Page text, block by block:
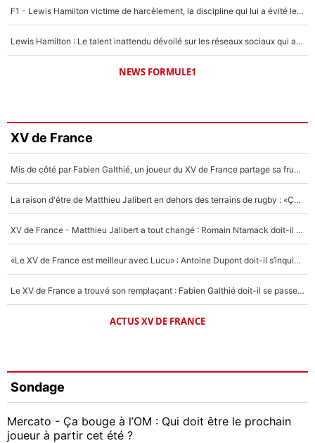
F1 - Lewis Hamilton victime de harcèlement, la discipline qui lui a évité le pire : «J'aurais probablement mal tourné»
Lewis Hamilton : Le talent inattendu dévoilé sur les réseaux sociaux qui a impressionné Kim Kardashian pendant leurs vacances en amoureux !
NEWS FORMULE1
XV de France
Mis de côté par Fabien Galthié, un joueur du XV de France partage sa frustration : «ils ne me l’ont pas dit tout de suite»
La raison d'être de Matthieu Jalibert en dehors des terrains de rugby : «Ça m'atteint autant que si tu touches à un membre de ma famille»
XV de France - Matthieu Jalibert a tout changé : Romain Ntamack doit-il s’inquiéter pour sa place à un an de la Coupe du monde ?
«Le XV de France est meilleur avec Lucu» : Antoine Dupont doit-il s’inquiéter pour sa place ?
Le XV de France a trouvé son remplaçant : Fabien Galthié doit-il se passer d'Antoine Dupont ?
ACTUS XV DE FRANCE
Sondage
Mercato - Ça bouge à l’OM : Qui doit être le prochain
joueur à partir cet été ?